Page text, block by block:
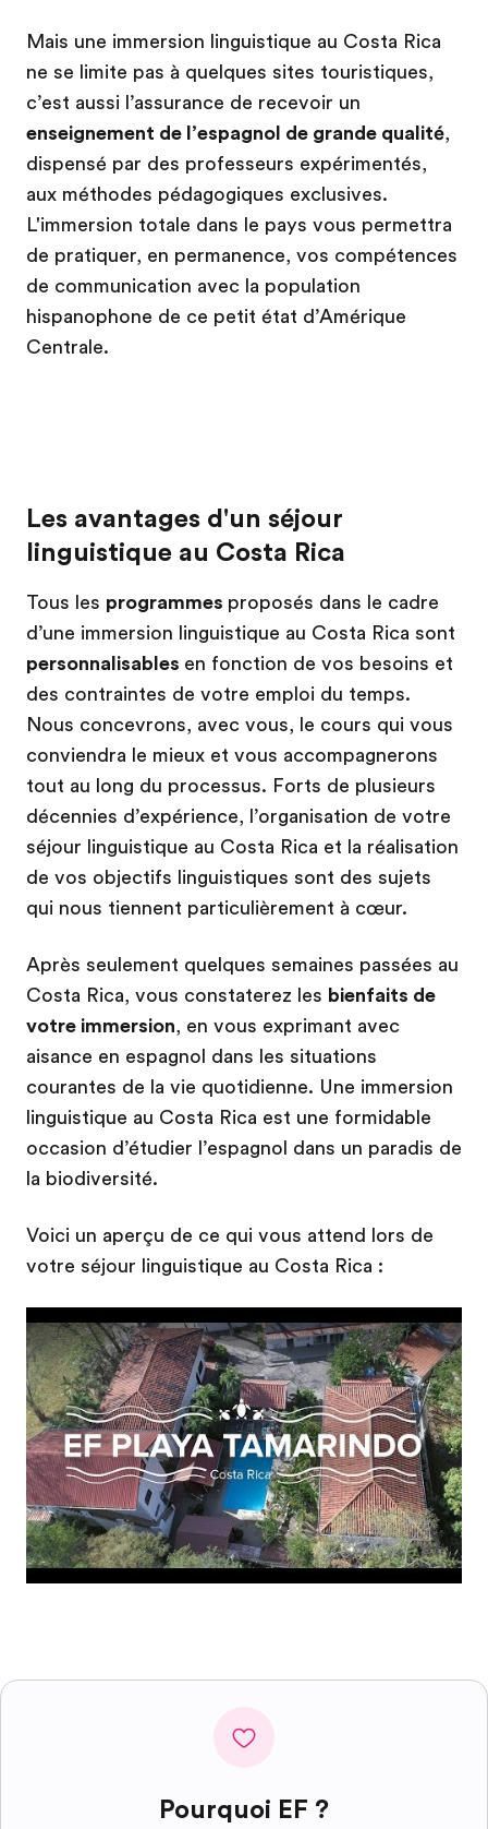
Mais une immersion linguistique au Costa Rica
ne se limite pas à quelques sites touristiques,
c’est aussi l’assurance de recevoir un
enseignement de l’espagnol de grande qualité,
dispensé par des professeurs expérimentés,
aux méthodes pédagogiques exclusives.
L'immersion totale dans le pays vous permettra
de pratiquer, en permanence, vos compétences
de communication avec la population
hispanophone de ce petit état d’Amérique
Centrale.
Les avantages d'un séjour
linguistique au Costa Rica
Tous les programmes proposés dans le cadre
d’une immersion linguistique au Costa Rica sont
personnalisables en fonction de vos besoins et
des contraintes de votre emploi du temps.
Nous concevrons, avec vous, le cours qui vous
conviendra le mieux et vous accompagnerons
tout au long du processus. Forts de plusieurs
décennies d’expérience, l’organisation de votre
séjour linguistique au Costa Rica et la réalisation
de vos objectifs linguistiques sont des sujets
qui nous tiennent particulièrement à cœur.
Après seulement quelques semaines passées au
Costa Rica, vous constaterez les bienfaits de
votre immersion, en vous exprimant avec
aisance en espagnol dans les situations
courantes de la vie quotidienne. Une immersion
linguistique au Costa Rica est une formidable
occasion d’étudier l’espagnol dans un paradis de
la biodiversité.
Voici un aperçu de ce qui vous attend lors de
votre séjour linguistique au Costa Rica :
Play
Pourquoi EF ?